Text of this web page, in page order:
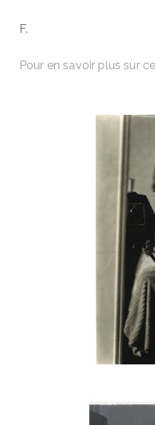
F.
Pour en savoir plus sur